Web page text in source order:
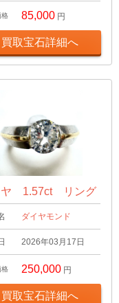
格 85,000 円
買取宝石詳細へ
ヤ 1.57ct リング
ダイヤモンド
2026年03月17日
格 250,000 円
買取宝石詳細へ